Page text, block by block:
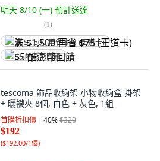
明天 8/10 (一) 預計送達
(1)
满 $1,500 再省 $75 (王道卡)
$5 酷澎幣回饋
tescoma 飾品收納架 小物收納盒 掛架
+ 曬襪夾 8個, 白色 + 灰色, 1組
首購折扣價 40%$320
$192
($192.00/1個)